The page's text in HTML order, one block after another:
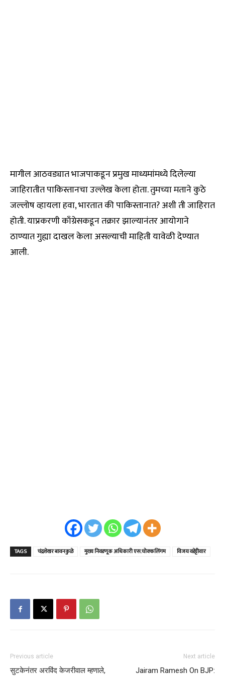
मागील आठवड्यात भाजपाकडून प्रमुख माध्यमांमध्ये दिलेल्या
जाहिरातीत पाकिस्तानचा उल्लेख केला होता. तुमच्या मताने कुठे
जल्लोष व्हायला हवा, भारतात की पाकिस्तानात? अशी ती जाहिरात
होती. याप्रकरणी काँग्रेसकडून तक्रार झाल्यानंतर आयोगाने
ठाण्यात गुह्या दाखल केला असल्याची माहिती यावेळी देण्यात
आली.
TAGS चंद्रशेखर बावनकुळे मुख्य निवडणूक अधिकारी एस.चोक्कलिंगम विजय वडेट्टीवार
Previous article
सुटकेनंतर अरविंद केजरीवाल म्हणाले,
Next article
Jairam Ramesh On BJP: